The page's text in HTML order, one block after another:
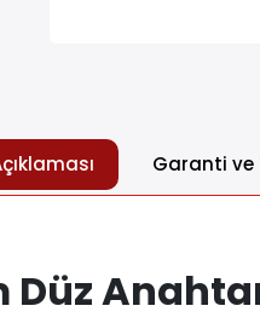
Garanti ve
Düz